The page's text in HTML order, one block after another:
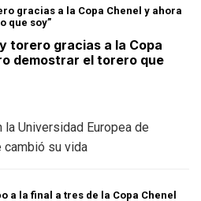
torero gracias a la Copa
demostrar el torero que
Universidad Europea de
cambió su vida